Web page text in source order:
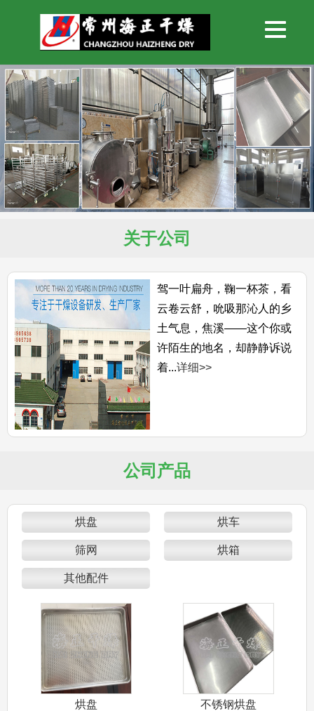
关于公司
驾一叶扁舟，鞠一杯茶，看
云卷云舒，吮吸那沁人的乡
土气息，焦溪——这个你或
许陌生的地名，却静静诉说
着...详细>>
公司产品
烘盘 烘车
筛网 烘箱
其他配件
烘盘 不锈钢烘盘